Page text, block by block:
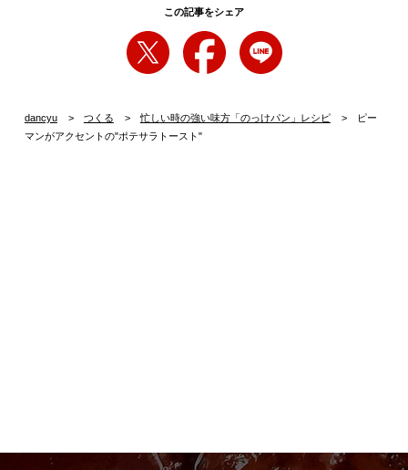
この記事をシェア
dancyu つくる 忙しい時の強い味方「のっけパン」レシピ
ピー
マンがアクセントの"ポテサラトースト"